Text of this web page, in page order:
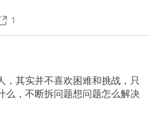
1
，其实并不喜欢困难和挑战，只
么，不断拆问题想问题怎么解决